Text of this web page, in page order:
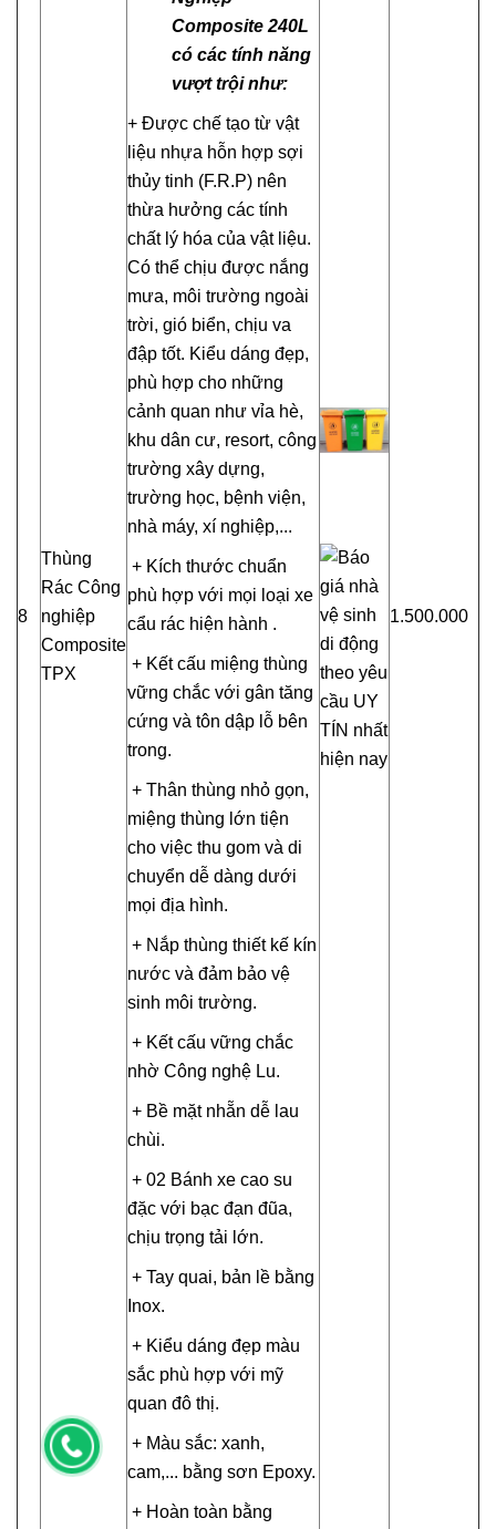
8
Thùng
Rác Công
nghiệp
Composite
TPX
Composite 240L
có các tính năng
vượt trội như:
+ Được chế tạo từ vật
liệu nhựa hỗn hợp sợi
thủy tinh (F.R.P) nên
thừa hưởng các tính
chất lý hóa của vật liệu.
Có thể chịu được nắng
mưa, môi trường ngoài
trời, gió biển, chịu va
đập tốt. Kiểu dáng đẹp,
phù hợp cho những
cảnh quan như vỉa hè,
khu dân cư, resort, công
trường xây dựng,
trường học, bệnh viện,
nhà máy, xí nghiệp,...
+ Kích thước chuẩn
phù hợp với mọi loại xe
cẩu rác hiện hành .
+ Kết cấu miệng thùng
vững chắc với gân tăng
cứng và tôn dập lỗ bên
trong.
+ Thân thùng nhỏ gọn,
miệng thùng lớn tiện
cho việc thu gom và di
chuyển dễ dàng dưới
mọi địa hình.
+ Nắp thùng thiết kế kín
nước và đảm bảo vệ
sinh môi trường.
+ Kết cấu vững chắc
nhờ Công nghệ Lu.
+ Bề mặt nhẵn dễ lau
chùi.
+ 02 Bánh xe cao su
đặc với bạc đạn đũa,
chịu trọng tải lớn.
+ Tay quai, bản lề bằng
Inox.
+ Kiểu dáng đẹp màu
sắc phù hợp với mỹ
quan đô thị.
+ Màu sắc: xanh,
cam,... bằng sơn Epoxy.
+ Hoàn toàn bằng
1.500.000